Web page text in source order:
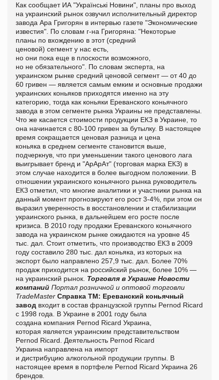
Как сообщает ИА "Українські Новини", планы про выход
на украинский рынок озвучил исполнительный директор
завода Ара Григорян в интервью газете "Экономические
известия". По словам г-на Григоряна: "Некоторые
планы по вхождению в этот (средний
ценовой) сегмент у нас есть,
но они пока еще в плоскости возможного,
но не обязательного". По словам эксперта, на
украинском рынке средний ценовой сегмент — от 40 до
60 гривен — является самым емким и основные продажи
украинских коньяков приходятся именно на эту
категорию, тогда как коньяки Ереванского коньячного
завода в этом сегменте рынка Украины не представлены.
Что же касается стоимости продукции ЕКЗ в Украине, то
она начинается с 80-100 гривен за бутылку. В настоящее
время сокращается ценовая разница и цена
коньяка в среднем сегменте становится выше,
подчеркнув, что при уменьшении такого ценового лага
выигрывает бренд и "АрАрАт" (торговая марка ЕКЗ) в
этом случае находится в более выгодном положении. В
отношении украинского коньячного рынка руководитель
ЕКЗ отметил, что многие аналитики и участники рынка на
данный момент прогнозируют его рост 3-4%, при этом он
выразил уверенность в восстановлении и стабилизации
украинского рынка, в дальнейшем его росте после
кризиса. В 2010 году продажи Ереванского коньячного
завода на украинском рынке ожидаются на уровне 45
тыс. дал. Стоит отметить, что производство ЕКЗ в 2009
году составило 280 тыс. дал коньяка, из которых на
экспорт было направлено 257,9 тыс. дал. Более 70%
продаж приходится на российский рынок, более 10% —
на украинский рынок. Торговля в Украине Новости
компаний Портал розничной и оптовой торговли
TradeMaster Справка ТМ: Ереванский коньячный
завод входит в состав французской группы Pernod Ricard
с 1998 года. В Украине в 2001 году была
создана компания Pernod Ricard Украина,
которая является украинским представительством
Pernod Ricard. Деятельность Pernod Ricard
Украина направлена на импорт
и дистрибуцию алкогольной продукции группы. В
настоящее время в портфеле Pernod Ricard Украина 26
брендов.